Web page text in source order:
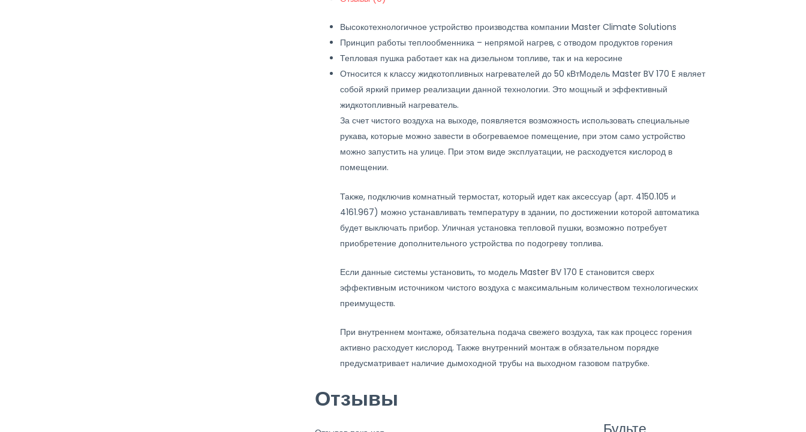
Высокотехнологичное устройство производства компании Master Climate Solutions
Принцип работы теплообменника – непрямой нагрев, с отводом продуктов горения
Тепловая пушка работает как на дизельном топливе, так и на керосине
Относится к классу жидкотопливных нагревателей до 50 кВтМодель Master BV 170 E являет
собой яркий пример реализации данной технологии. Это мощный и эффективный
жидкотопливный нагреватель.
За счет чистого воздуха на выходе, появляется возможность использовать специальные
рукава, которые можно завести в обогреваемое помещение, при этом само устройство
можно запустить на улице. При этом виде эксплуатации, не расходуется кислород в
помещении.
Также, подключив комнатный термостат, который идет как аксессуар (арт. 4150.105 и
4161.967) можно устанавливать температуру в здании, по достижении которой автоматика
будет выключать прибор. Уличная установка тепловой пушки, возможно потребует
приобретение дополнительного устройства по подогреву топлива.
Если данные системы установить, то модель Master BV 170 E становится сверх
эффективным источником чистого воздуха с максимальным количеством технологических
преимуществ.
При внутреннем монтаже, обязательна подача свежего воздуха, так как процесс горения
активно расходует кислород. Также внутренний монтаж в обязательном порядке
предусматривает наличие дымоходной трубы на выходном газовом патрубке.
Отзывы